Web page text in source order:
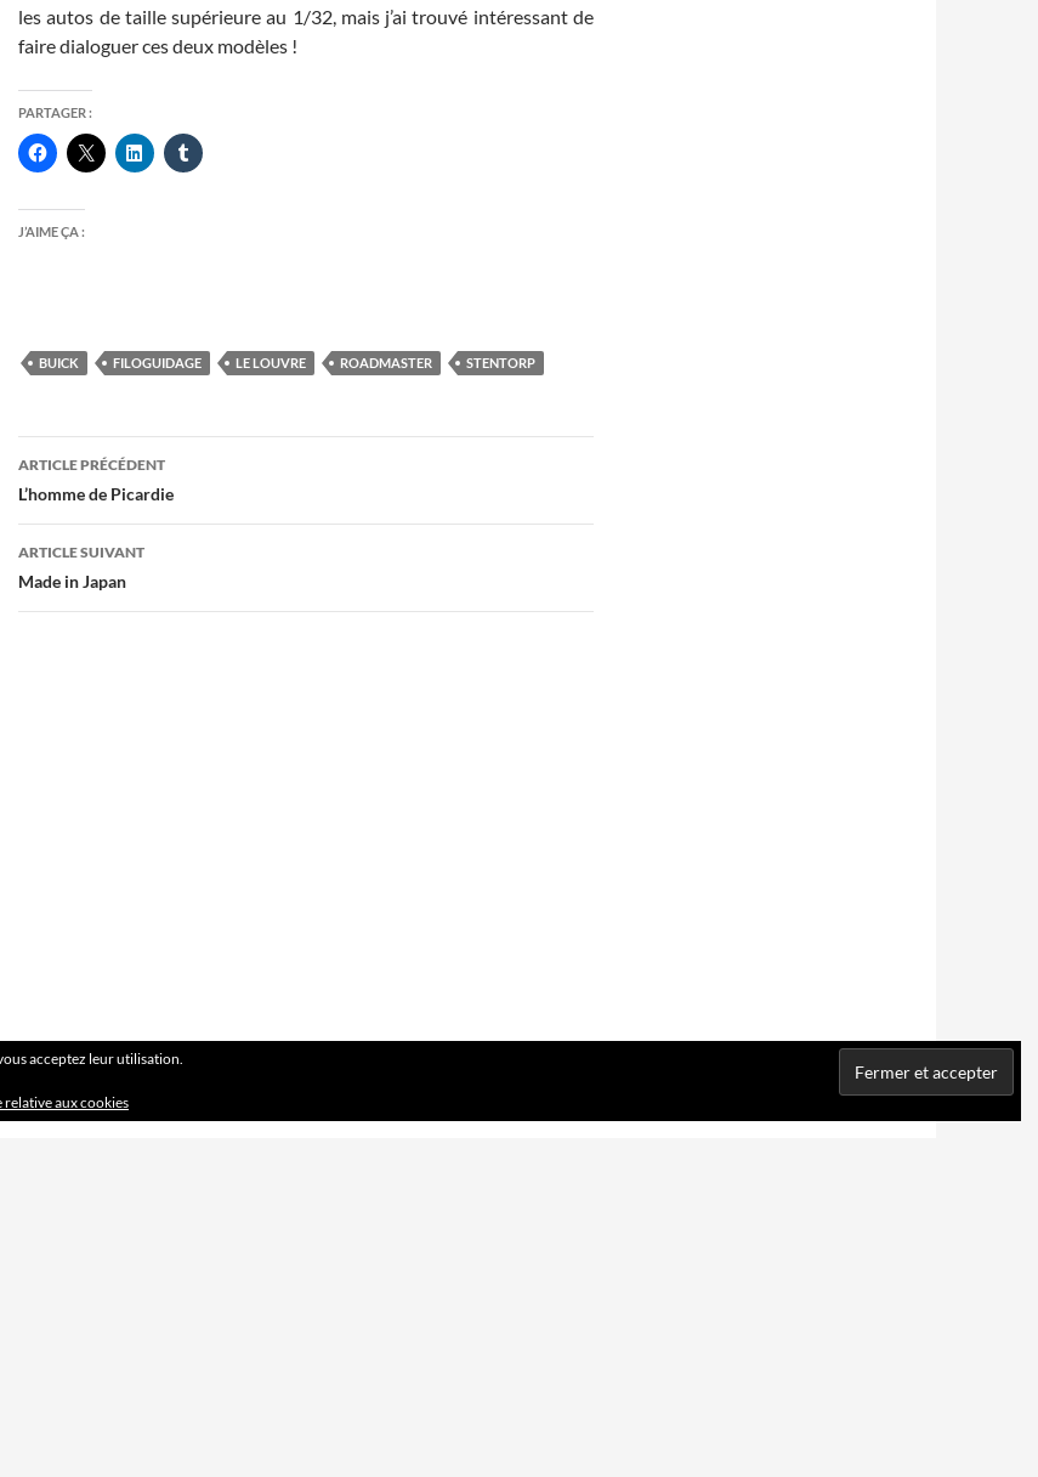
les autos de taille supérieure au 1/32, mais j’ai trouvé intéressant de
faire dialoguer ces deux modèles !
PARTAGER :
J’AIME ÇA :
BUICK FILOGUIDAGE LE LOUVRE ROADMASTER STENTORP
Navigation
des
articles
ARTICLE PRÉCÉDENT
L’homme de Picardie
ARTICLE SUIVANT
Made in Japan
acceptez leur utilisation.
relative aux cookies